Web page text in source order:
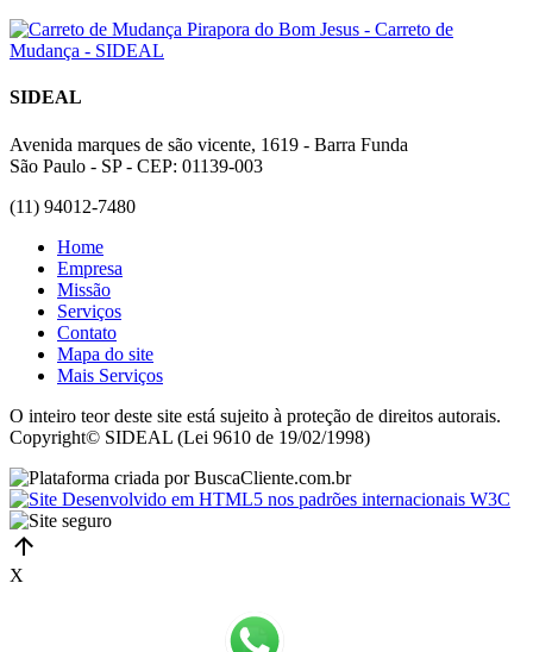
SIDEAL
Avenida marques de são vicente, 1619 - Barra Funda
São Paulo - SP - CEP: 01139-003
(11) 94012-7480
Home
Empresa
Missão
Serviços
Contato
Mapa do site
Mais Serviços
O inteiro teor deste site está sujeito à proteção de direitos autorais.
Copyright© SIDEAL (Lei 9610 de 19/02/1998)
X